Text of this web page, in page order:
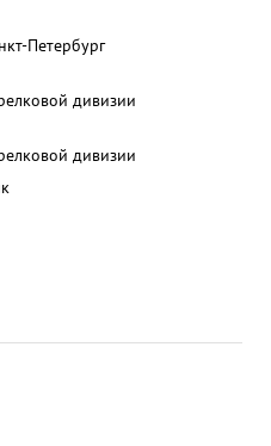
Петербург
дивизии
дивизии